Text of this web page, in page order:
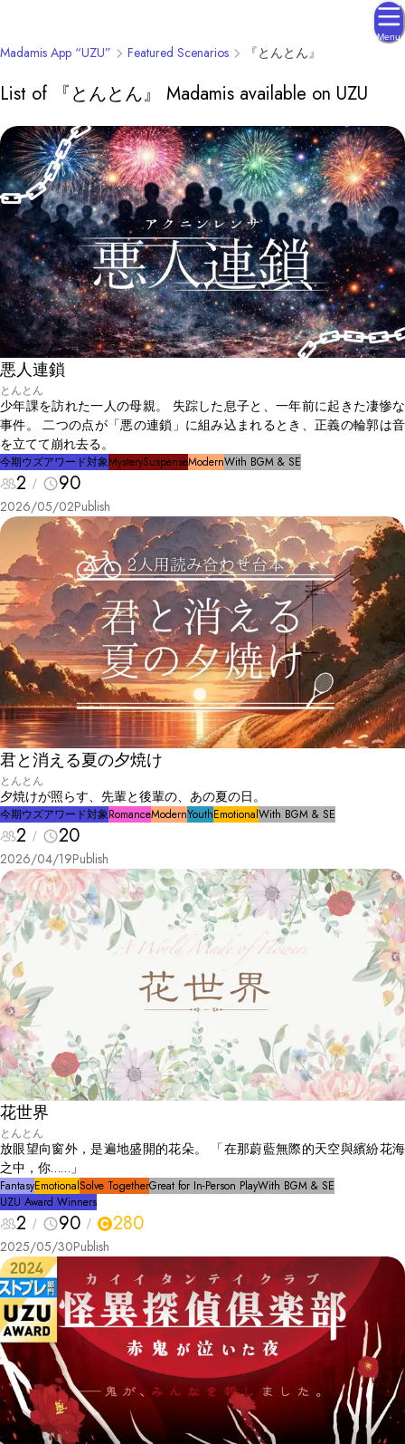
Menu
Madamis App “UZU” Featured Scenarios 『とんとん』
List of 『とんとん』 Madamis available on UZU
悪人連鎖
とんとん
少年課を訪れた一人の母親。 失踪した息子と、一年前に起きた凄惨な
事件。 二つの点が「悪の連鎖」に組み込まれるとき、正義の輪郭は音
を立てて崩れ去る。
今期ウズアワード対象MysterySuspenseModernWith BGM & SE
2 90
2026/05/02Publish
君と消える夏の夕焼け
とんとん
夕焼けが照らす、先輩と後輩の、あの夏の日。
今期ウズアワード対象RomanceModernYouthEmotionalWith BGM & SE
2 20
2026/04/19Publish
花世界
とんとん
放眼望向窗外，是遍地盛開的花朵。 「在那蔚藍無際的天空與繽紛花海
之中，你……」
FantasyEmotionalSolve TogetherGreat for In-Person PlayWith BGM & SE
UZU Award Winners
2 90 280
2025/05/30Publish